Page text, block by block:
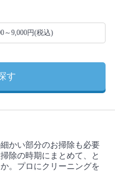
～9,000円(税込)
す
かい部分のお掃除も必要
除の時期にまとめて、と
。プロにクリーニングを